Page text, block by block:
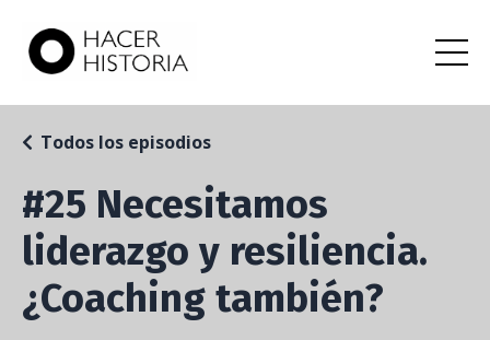
#25 Necesitamos
liderazgo y resiliencia.
¿Coaching también?
Todos los episodios